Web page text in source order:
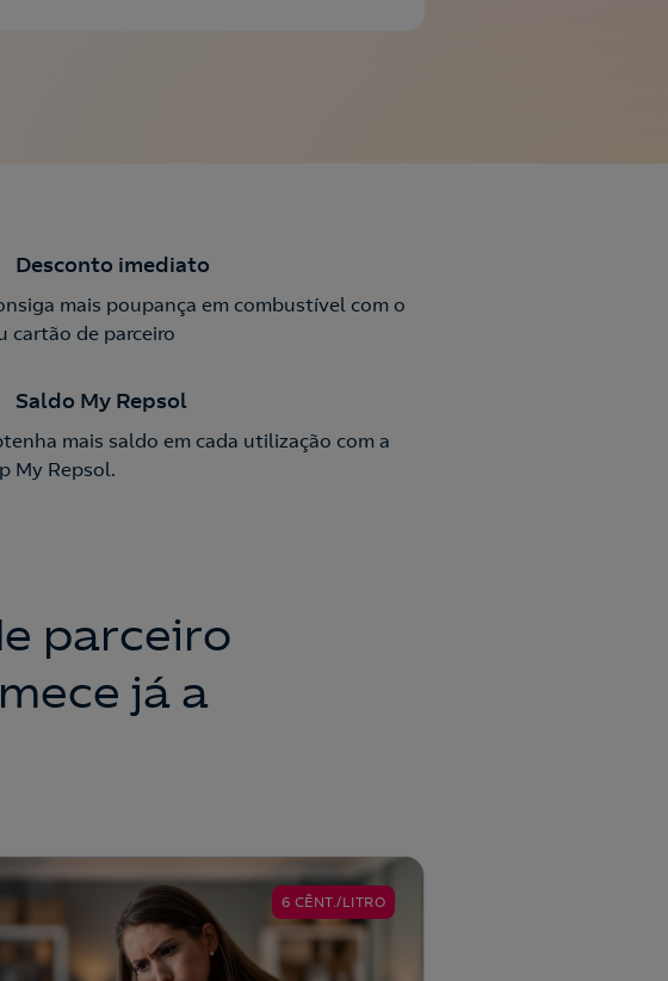
Desconto imediato
mais poupança em combustível com o
cartão de parceiro
Saldo My Repsol
mais saldo em cada utilização com a
My Repsol.
parceiro
já a
6 CÊNT./LITRO